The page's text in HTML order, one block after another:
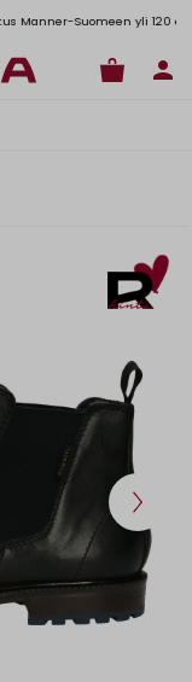
Suomeen yli 120 euron